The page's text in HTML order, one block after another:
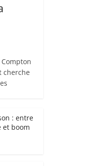
cherche
: entre
et boom